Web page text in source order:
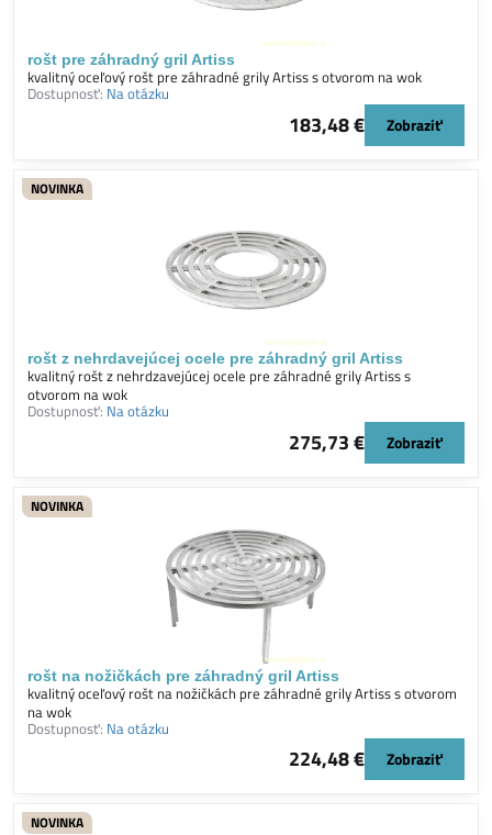
rošt pre záhradný gril Artiss
kvalitný oceľový rošt pre záhradné grily Artiss s otvorom na wok
Dostupnosť: Na otázku
183,48 € Zobraziť
rošt z nehrdavejúcej ocele pre záhradný gril Artiss
NOVINKA
kvalitný rošt z nehrdzavejúcej ocele pre záhradné grily Artiss s
otvorom na wok
Dostupnosť: Na otázku
275,73 € Zobraziť
rošt na nožičkách pre záhradný gril Artiss
NOVINKA
kvalitný oceľový rošt na nožičkách pre záhradné grily Artiss s otvorom
na wok
Dostupnosť: Na otázku
224,48 € Zobraziť
NOVINKA